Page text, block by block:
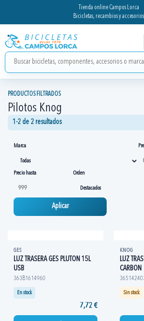
Tienda online Campos Lorca
Bicicletas, recambios y accesorios
PRODUCTOS FILTRADOS
Pilotos Knog
1-2 de 2 resultados
Marca
Precio hasta Orden
Aplicar
GES
LUZ TRASERA GES PLUTON 15L
USB
363B1614960
En stock
7,72 €
KNOG
LUZ
CARBON
Sin stock